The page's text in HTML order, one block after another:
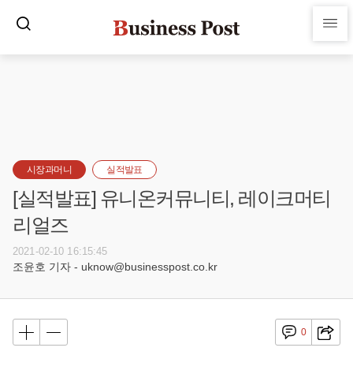
시장과머니 실적발표
[실적발표] 유니온커뮤니티, 레이크머티
리얼즈
2021-02-10 16:15:45
조윤호 기자 - uknow@businesspost.co.kr
0